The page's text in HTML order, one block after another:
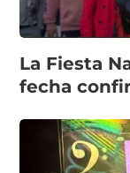
La Fiesta
fecha